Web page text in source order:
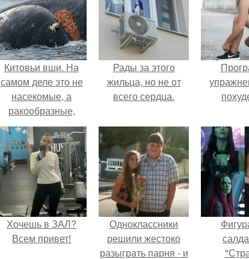
Китовьи вши. На
самом деле это не
насекомые, а
ракообразные,
относящиеся к
бокоплавам.
Рады за этого
жильца, но не от
всего сердца.
Хочешь в ЗАЛ?
Всем привет!
Одноклассники
решили жестоко
разыграть парня - и